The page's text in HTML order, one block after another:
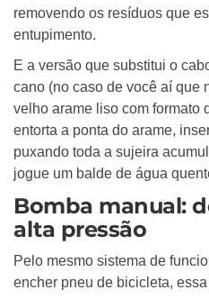
removendo os resíduos que
entupimento.
E a versão que substitui o
cano (no caso de você aí que
velho arame liso com formato
entorta a ponta do arame,
puxando toda a sujeira
jogue um balde de água
Bomba manual:
alta pressão
Pelo mesmo sistema de
encher pneu de bicicleta,